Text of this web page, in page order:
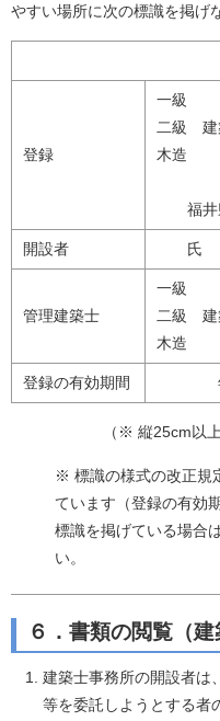
やすい場所に次の標識を掲げ
登録
一級
二級 建
木造
福
開設者 氏
管理建築士
一級
二級
木造
登録の有効期間 年
（※ 縦25cm以
※ 標識の様式の改正規
ています（登録の有効
標識を掲げている場合
い。
６．書類の閲覧（建
建築士事務所の開設者は
等を委託しようとする者